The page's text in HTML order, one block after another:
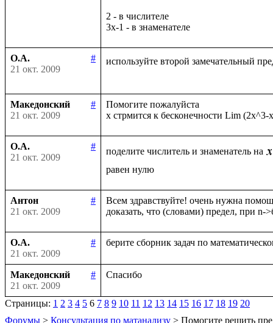
2 - в числителе
О.А.
#
21 окт. 2009
используйте второй замечательный
Македонский
#
21 окт. 2009
Помогите пожалуйста
О.А.
#
21 окт. 2009
поделите числитель и знаменатель на
Антон
#
21 окт. 2009
Всем здравствуйте! очень нужна
О.А.
#
21 окт. 2009
Македонский
#
21 окт. 2009
Страницы: 1 2 3 4 5 6 7 8 9 10 11 12 13 14 15 16 17 18 19 20
Форумы > Консультация по матанализу > Помогите решить